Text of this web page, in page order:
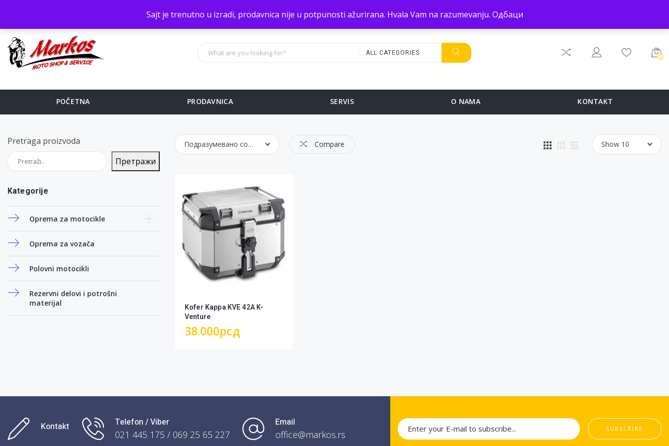
Sajt je trenutno u izradi, prodavnica nije u potpunosti ažurirana. Hvala Vam na razumevanju. Одбаци
POČETNA
ALL CATEGORIES 0
POČETNA PRODAVNICA SERVIS O NAMA KONTAKT
Pretraga proizvoda
Претражи
Kategorije
Oprema za motocikle
Oprema za vozača
Polovni motocikli
Rezervni delovi i potrošni
materijal
Подразумевано сортирање Compare Show 10
Kofer Kappa KVE 42A K-
Venture
38.000рсд
Kontakt
Telefon / Viber
021 445 175 / 069 25 65 227
Email
office@markos.rs
SUBSCRIBE